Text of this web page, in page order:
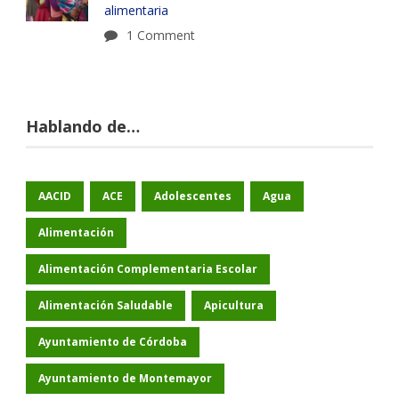
alimentaria
1 Comment
Hablando de…
AACID ACE Adolescentes Agua
Alimentación
Alimentación Complementaria Escolar
Alimentación Saludable Apicultura
Ayuntamiento de Córdoba
Ayuntamiento de Montemayor